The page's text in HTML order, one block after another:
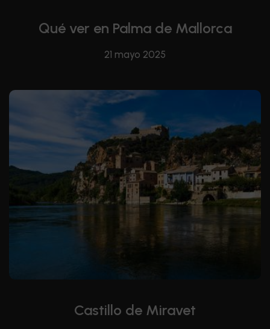
Qué ver en Palma de Mallorca
21 mayo 2025
Castillo de Miravet